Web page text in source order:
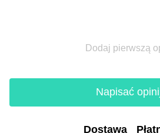
Dodaj pierwszą
Napisać
Dostawa